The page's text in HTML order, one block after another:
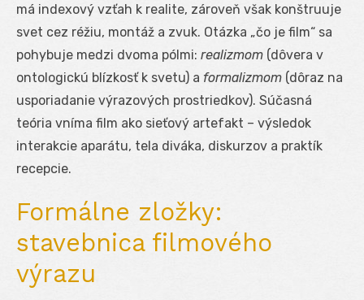
má indexový vzťah k realite, zároveň však konštruuje
svet cez réžiu, montáž a zvuk. Otázka „čo je film“ sa
pohybuje medzi dvoma pólmi: realizmom (dôvera v
ontologickú blízkosť k svetu) a formalizmom (dôraz na
usporiadanie výrazových prostriedkov). Súčasná
teória vníma film ako sieťový artefakt – výsledok
interakcie aparátu, tela diváka, diskurzov a praktík
recepcie.
Formálne zložky:
stavebnica filmového
výrazu